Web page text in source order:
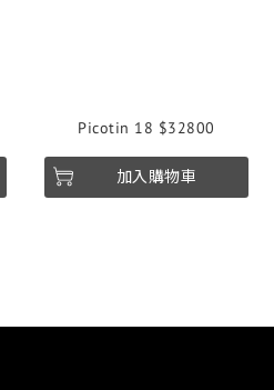
Picotin 18 $32800
加入購物車